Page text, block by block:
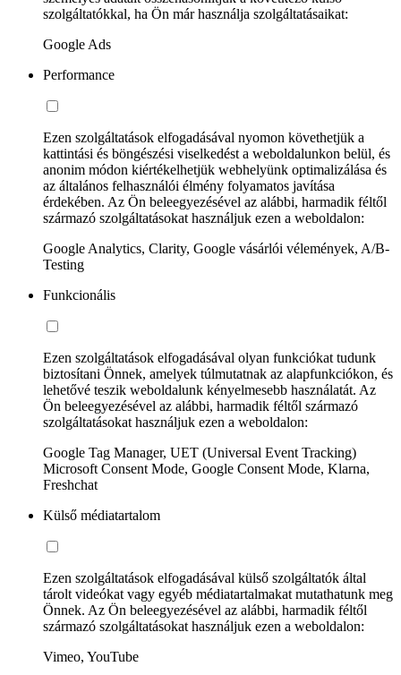
szolgáltatókkal, ha Ön már használja szolgáltatásaikat:
Google Ads
Performance
Ezen szolgáltatások elfogadásával nyomon követhetjük a
kattintási és böngészési viselkedést a weboldalunkon belül, és
anonim módon kiértékelhetjük webhelyünk optimalizálása és
az általános felhasználói élmény folyamatos javítása
érdekében. Az Ön beleegyezésével az alábbi, harmadik féltől
származó szolgáltatásokat használjuk ezen a weboldalon:
Google Analytics, Clarity, Google vásárlói vélemények, A/B-
Testing
Funkcionális
Ezen szolgáltatások elfogadásával olyan funkciókat tudunk
biztosítani Önnek, amelyek túlmutatnak az alapfunkciókon, és
lehetővé teszik weboldalunk kényelmesebb használatát. Az
Ön beleegyezésével az alábbi, harmadik féltől származó
szolgáltatásokat használjuk ezen a weboldalon:
Google Tag Manager, UET (Universal Event Tracking)
Microsoft Consent Mode, Google Consent Mode, Klarna,
Freshchat
Külső médiatartalom
Ezen szolgáltatások elfogadásával külső szolgáltatók által
tárolt videókat vagy egyéb médiatartalmakat mutathatunk meg
Önnek. Az Ön beleegyezésével az alábbi, harmadik féltől
származó szolgáltatásokat használjuk ezen a weboldalon:
Vimeo, YouTube